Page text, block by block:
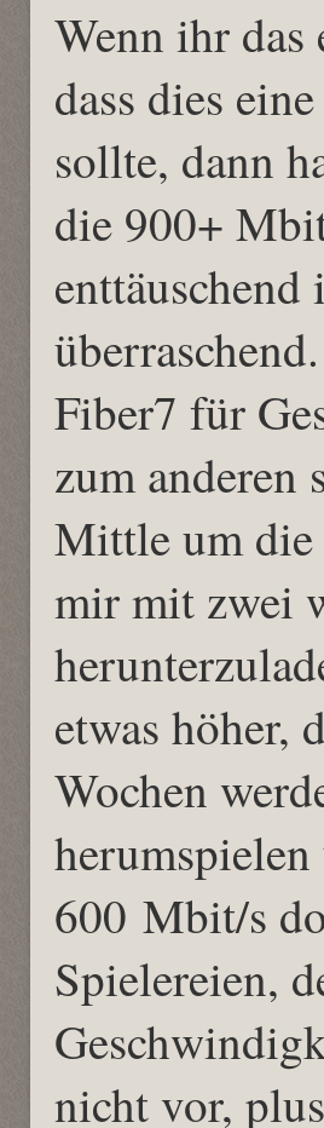
Wenn ihr das
dass dies
sollte, dann
die 900+
Fiber7 für
zum anderen
Mittle um die
mir mit zwei
etwas höher,
Wochen
600 Mbit/s
Spielereien,
nicht vor,